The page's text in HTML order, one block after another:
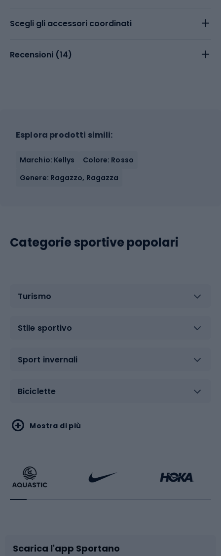
Scegli gli accessori coordinati
Recensioni (14)
Esplora prodotti simili:
Marchio: Kellys
Colore: Rosso
Genere: Ragazzo, Ragazza
Categorie sportive popolari
Turismo
Stile sportivo
Sport invernali
Biciclette
Sport acquatici
Bikepacking
Bushcraft
Sport di arti marziali
Sport con le racchette
Slitte e slittini
Mostra di più
Scarica l'app Sportano